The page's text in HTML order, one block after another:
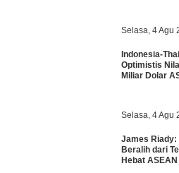
Selasa, 4 Agu
Indonesia-
Optimistis
Miliar Dolar
Selasa, 4 Agu
James Riady:
Beralih dari
Hebat ASEAN